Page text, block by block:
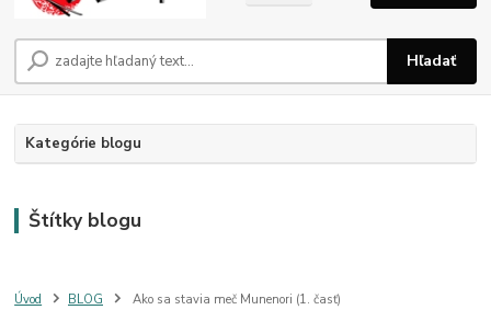
Hľadať
Kategórie blogu
Štítky blogu
Úvod BLOG Ako sa stavia meč Munenori (1. časť)